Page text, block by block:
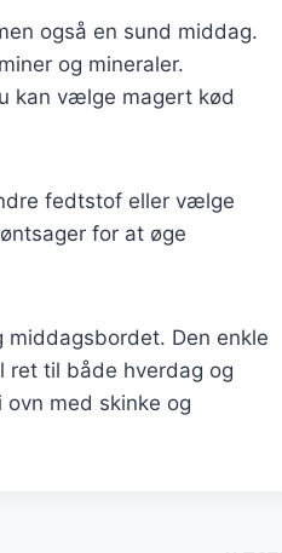
også en sund middag.
og mineraler.
kan vælge magert kød
fedtstof eller vælge
for at øge
Den enkle
ret til både hverdag og
med skinke og